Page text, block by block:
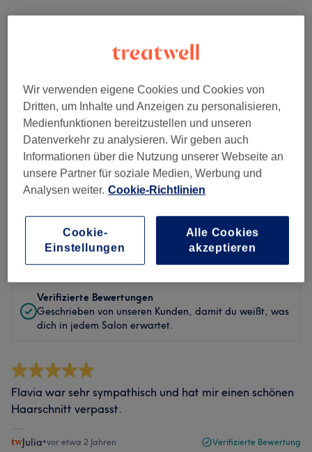
4,8
Sauberkeit
Service
Bewertung Nach Sternen filtern
Verifizierte Bewertungen
Geschrieben von unseren Kunden, damit du weißt, was
dich in jedem Salon erwartet.
Flavia war sehr sympathisch und hat mir einen schönen
Haarschnitt verpasst.
Julia•vor etwa 2 Jahren Verifizierte Bewertung
Wir verwenden eigene Cookies und Cookies von
Dritten, um Inhalte und Anzeigen zu personalisieren,
Medienfunktionen bereitzustellen und unseren
Datenverkehr zu analysieren. Wir geben auch
Informationen über die Nutzung unserer Webseite an
unsere Partner für soziale Medien, Werbung und
Analysen weiter. Cookie-Richtlinien
Cookie-
Einstellungen
Alle Cookies
akzeptieren